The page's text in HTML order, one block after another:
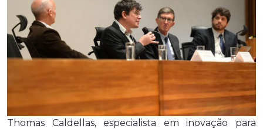
Thomas Caldellas, especialista em inovação para